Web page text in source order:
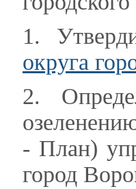
1.
округа
2.
- План)
город